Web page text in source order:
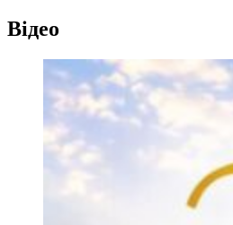
Відео